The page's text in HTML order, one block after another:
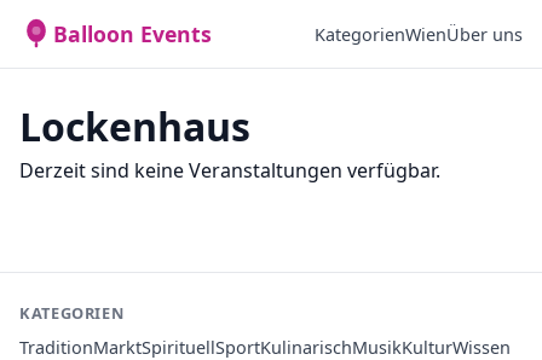
Balloon Events KategorienWienÜber uns
Lockenhaus
Derzeit sind keine Veranstaltungen verfügbar.
KATEGORIEN
TraditionMarktSpirituellSportKulinarischMusikKulturWissen